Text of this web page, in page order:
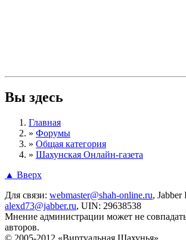
Вы здесь
Главная
» Форумы
» Общая категория
» Шахунская Онлайн-газета
▲ Вверх
Для связи: webmaster@shah-online.ru, Jabber
alexd73@jabber.ru, UIN: 29638538
Мнение администрации может не
авторов.
© 2005-2012 «Виртуальная Шахунья»